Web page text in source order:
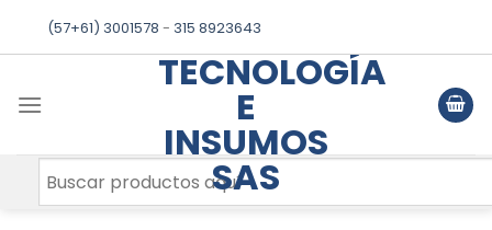
(57+61) 3001578 - 315 8923643
TECNOLOGÍA
E
INSUMOS
SAS